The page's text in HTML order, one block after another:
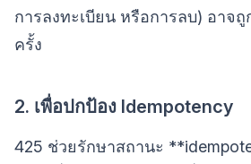
การลงทะเบียน หรือการลบ) อาจ
ครั้ง
2. เพื่อปกป้อง Idempotency
425 ช่วยรักษาสถานะ